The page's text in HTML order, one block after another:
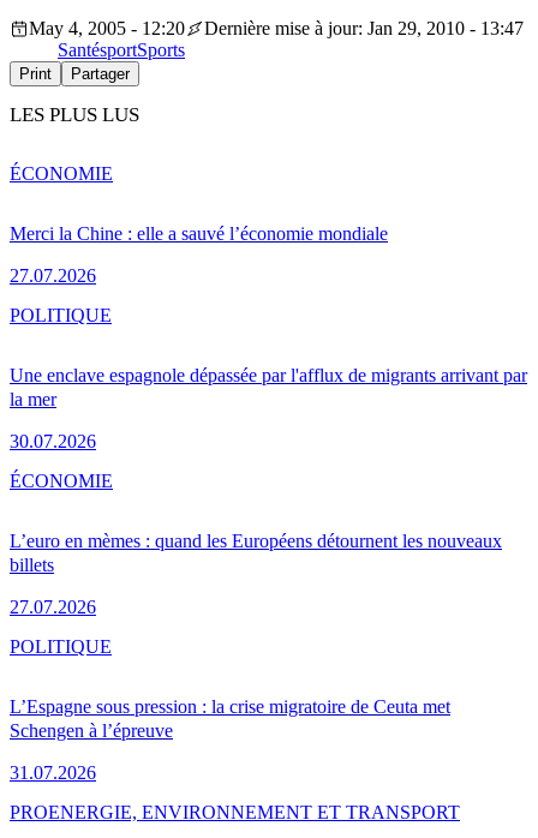
May 4, 2005 - 12:20
Dernière mise à jour: Jan 29, 2010 - 13:47
SantésportSports
Print Partager
LES PLUS LUS
Merci la Chine : elle a sauvé l’économie mondiale
27.07.2026
ÉCONOMIE
Une enclave espagnole dépassée par l'afflux de migrants arrivant par
la mer
30.07.2026
POLITIQUE
L’euro en mèmes : quand les Européens détournent les nouveaux
billets
27.07.2026
ÉCONOMIE
L’Espagne sous pression : la crise migratoire de Ceuta met
Schengen à l’épreuve
31.07.2026
POLITIQUE
PROENERGIE, ENVIRONNEMENT ET TRANSPORT